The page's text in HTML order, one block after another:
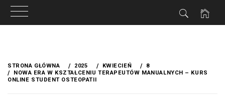
treści
STRONA GŁÓWNA 2025 KWIECIEŃ
8
NOWA ERA W KSZTAŁCENIU TERAPEUTÓW MANUALNYCH – KURS
ONLINE STUDENT OSTEOPATII